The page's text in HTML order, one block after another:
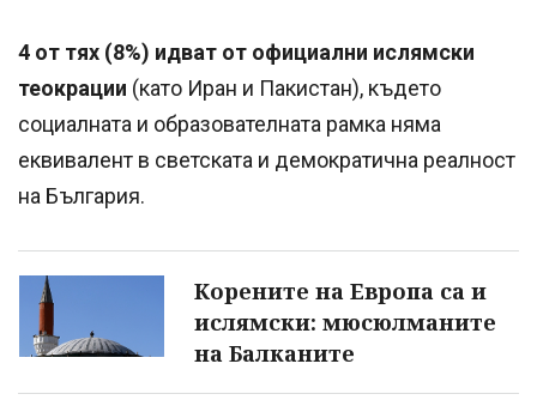
4 от тях (8%) идват от официални ислямски
теокрации (като Иран и Пакистан), където
социалната и образователната рамка няма
еквивалент в светската и демократична реалност
на България.
Корените на Европа са и
ислямски: мюсюлманите
на Балканите